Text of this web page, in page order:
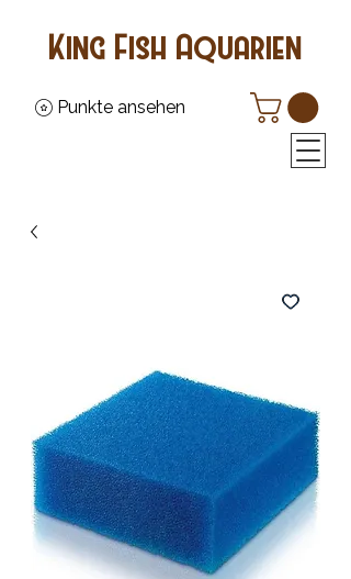
Punkte ansehen
King Fish Aquarien